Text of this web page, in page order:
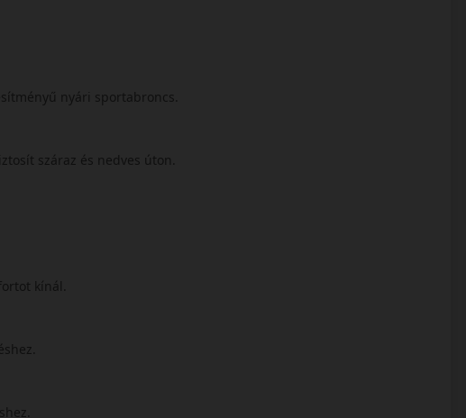
nyári sportabroncs.
száraz és nedves úton.
kínál.